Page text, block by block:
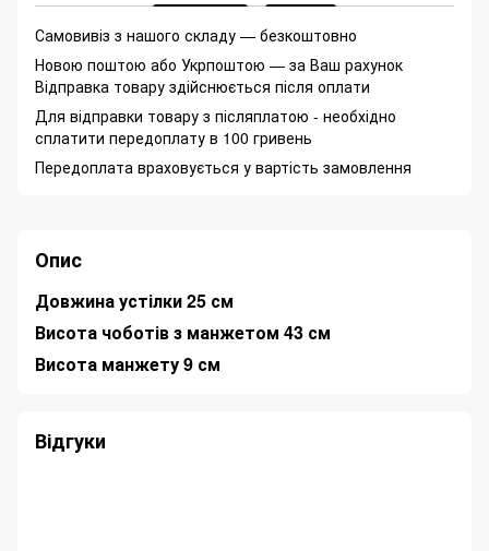
Самовивіз з нашого складу — безкоштовно
Новою поштою або Укрпоштою — за Ваш рахунок
Відправка товару здійснюється після оплати
Для відправки товару з післяплатою - необхідно
сплатити передоплату в 100 гривень
Передоплата враховується у вартість замовлення
Опис
Довжина устілки 25 см
Висота чоботів з манжетом 43 см
Висота манжету 9 см
Відгуки